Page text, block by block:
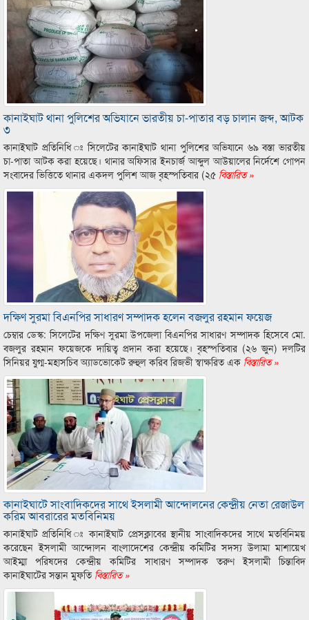
কানাইঘাট থানা পুলিশের অভিযানে ভারতীয় চা-পাতার বড় চালান জব্দ, আটক
৩
কানাইঘাট প্রতিনিধি ঃ সিলেটের কানাইঘাট থানা পুলিশের অভিযানে ৬৯ বস্তা ভারতীয়
চা-পাতা আটক করা হয়েছে। থানার অফিসার ইনচার্জ আব্দুল আউয়ালের নির্দেশে গোপন
সংবাদের ভিত্তিতে থানার একদল পুলিশ আজ বৃহস্পতিবার (২৫ বিস্তারিত »
দক্ষিণ সুরমা বিএনপির সাধারণ সম্পাদক হলেন বজলুর রহমান ফয়েজ
চেম্বার ডেস্ক: সিলেটের দক্ষিণ সুরমা উপজেলা বিএনপির সাধারণ সম্পাদক হিসেবে মো.
বজলুর রহমান ফয়েজকে দায়িত্ব প্রদান করা হয়েছে। বৃহস্পতিবার (২৬ জুন) দলটির
সিনিয়র যুগ্ম-মহাসচিব অ্যাডভোকেট রুহুল করিব রিজভী স্বাক্ষরিত এক বিস্তারিত »
কানাইঘাটে সাংবাদিকদের সাথে ইসলামী আন্দোলনের কেন্দ্রীয় নেতা রেজাউল
করিম আবরারের মতবিনিময়
কানাইঘাট প্রতিনিধি ঃ কানাইঘাট প্রেসক্লাবের স্থানীয় সাংবাদিকদের সাথে মতবিনিময়
করেছেন ইসলামী আন্দোলন বাংলাদেশের কেন্দ্রীয় কমিটির সদস্য উলামা মাশায়েখ
আইম্মা পরিষদের কেন্দ্রীয় কমিটির সাধারণ সম্পাদক তরুণ ইসলামী চিন্তাবিদ
কানাইঘাটের সন্তান মুফতিবিস্তারিত »